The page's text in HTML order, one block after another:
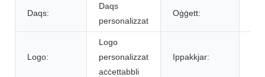
Daqs:
Daqs
personalizzat
Oġġett:
Logo:
Logo
personalizzat
aċċettabbli
Ippakkjar: